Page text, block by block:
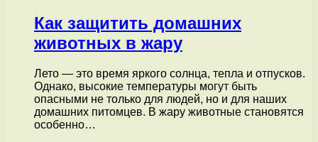
Как защитить домашних
животных в жару
Лето — это время яркого солнца, тепла и отпусков.
Однако, высокие температуры могут быть
опасными не только для людей, но и для наших
домашних питомцев. В жару животные становятся
особенно…